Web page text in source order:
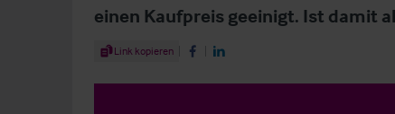
einen Kaufpreis geeinigt. Ist damit
Share Article
Link kopieren Share on Facebook
Share on LinkedIn